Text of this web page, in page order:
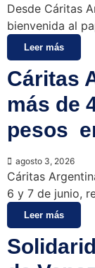
Desde Cáritas
bienvenida al
Leer más
Cáritas
más de
pesos
agosto 3, 2026
Cáritas
6 y 7 de junio,
Leer más